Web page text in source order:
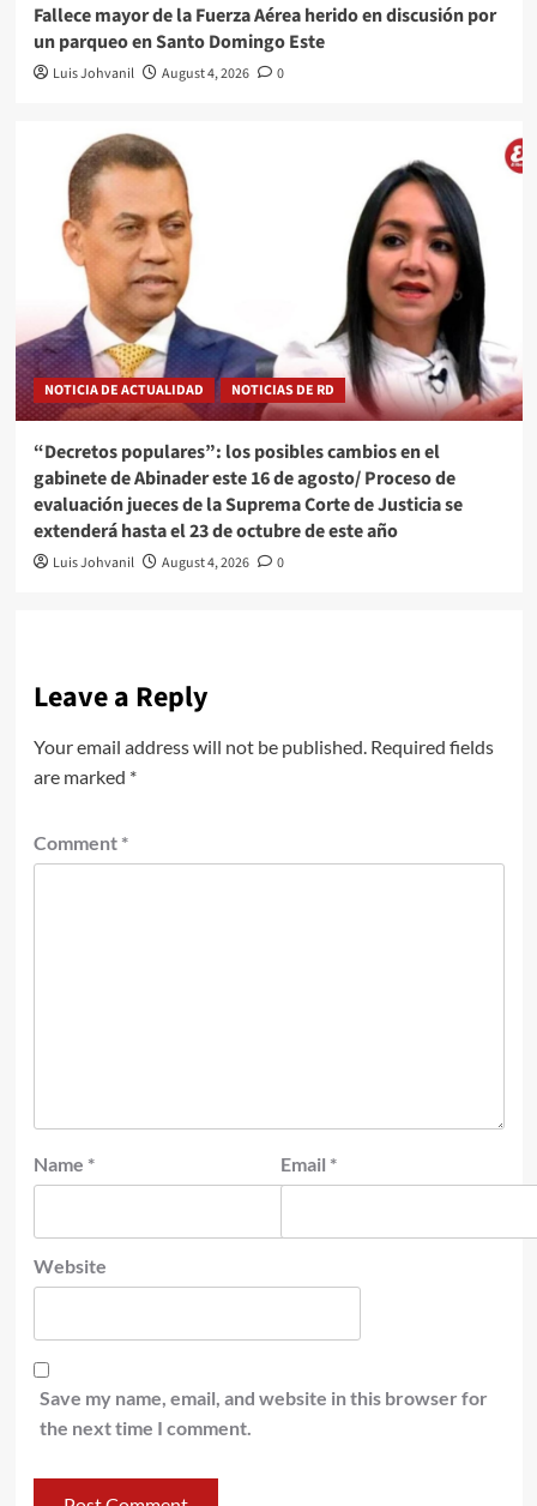
Fallece mayor de la Fuerza Aérea herido en discusión por
un parqueo en Santo Domingo Este
Luis Johvanil August 4, 2026 0
NOTICIA DE ACTUALIDAD NOTICIAS DE RD
“Decretos populares”: los posibles cambios en el
gabinete de Abinader este 16 de agosto/ Proceso de
evaluación jueces de la Suprema Corte de Justicia se
extenderá hasta el 23 de octubre de este año
Luis Johvanil August 4, 2026 0
Leave a Reply
Your email address will not be published. Required fields
are marked *
Comment *
Name * Email *
Website
Save my name, email, and website in this browser for
the next time I comment.